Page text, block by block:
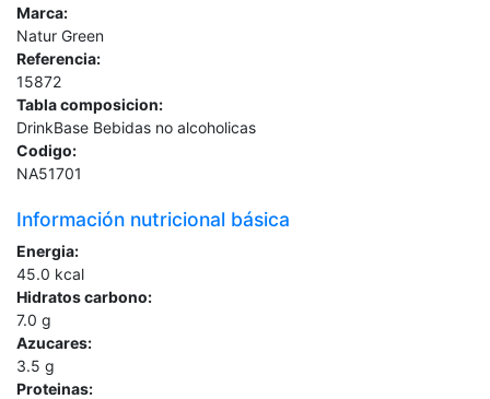
Marca:
Natur Green
Referencia:
15872
Tabla composicion:
DrinkBase Bebidas no alcoholicas
Codigo:
NA51701
Información nutricional básica
Energia:
45.0 kcal
Hidratos carbono:
7.0 g
Azucares:
3.5 g
Proteinas: